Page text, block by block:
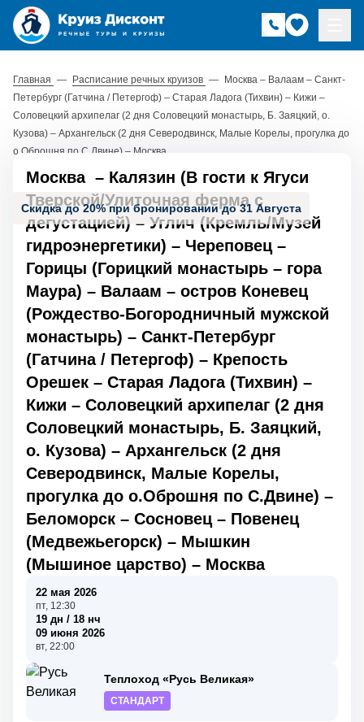
Главная — Расписание речных круизов — Москва – Валаам – Санкт-
Петербург (Гатчина / Петергоф) – Старая Ладога (Тихвин) – Кижи –
Соловецкий архипелаг (2 дня Соловецкий монастырь, Б. Заяцкий, о.
Кузова) – Архангельск (2 дня Северодвинск, Малые Корелы, прогулка до
о.Оброшня по С.Двине) – Москва
Скидка до 20% при бронировании до 31 Августа
Москва – Калязин (В гости к Ягуси
Тверской/Улиточная ферма с
дегустацией) – Углич (Кремль/Музей
гидроэнергетики) – Череповец–
Горицы (Горицкий монастырь – гора
Маура) – Валаам – остров Коневец
(Рождество-Богородничный мужской
монастырь) – Санкт-Петербург
(Гатчина / Петергоф) – Крепость
Орешек – Старая Ладога (Тихвин) –
Кижи – Соловецкий архипелаг (2 дня
Соловецкий монастырь, Б. Заяцкий,
о. Кузова) – Архангельск (2 дня
Северодвинск, Малые Корелы,
прогулка до о.Оброшня по С.Двине) –
Беломорск – Сосновец– Повенец
(Медвежьегорск) – Мышкин
(Мышиное царство) – Москва
22 мая 2026
пт, 12:30
19 дн / 18 нч
09 июня 2026
вт, 22:00
Теплоход «Русь Великая»
СТАНДАРТ